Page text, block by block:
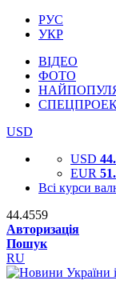
РУС
УКР
ВІДЕО
ФОТО
USD
USD
EUR
Всі курси
44.4559
Авторизація
Пошук
RU